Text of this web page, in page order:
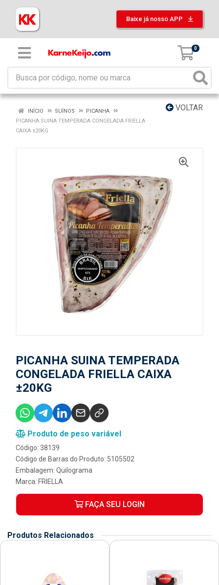
Baixe já nosso APP
0
VOLTAR
INÍCIO SUÍNOS
PICANHA
PICANHA SUINA TEMPERADA CONGELADA FRIELLA
CAIXA ±20KG
PICANHA SUINA TEMPERADA
CONGELADA FRIELLA CAIXA
±20KG
Produto de peso variável
Código: 38139
Código de Barras do Produto: 5105502
Embalagem: Quilograma
Marca: FRIELLA
FAÇA SEU LOGIN
Produtos Relacionados